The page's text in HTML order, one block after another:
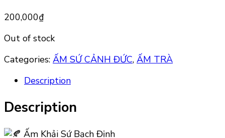
200,000₫
Out of stock
Categories: ẤM SỨ CẢNH ĐỨC, ẤM TRÀ
Description
Description
Ấm Khải Sứ Bạch Định